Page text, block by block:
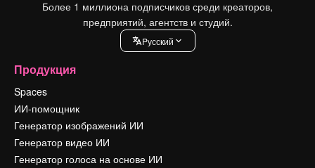
Более 1 миллиона подписчиков среди креаторов,
предприятий, агентств и студий.
Pусский
Продукция
Spaces
ИИ-помощник
Генератор изображений ИИ
Генератор видео ИИ
Генератор голоса на основе ИИ